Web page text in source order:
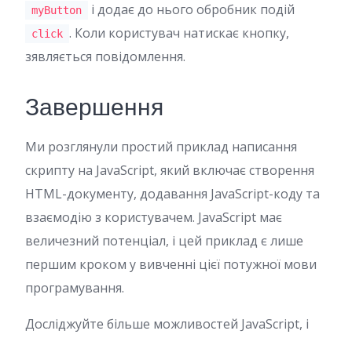
myButton і додає до нього обробник подій
click . Коли користувач натискає кнопку,
зявляється повідомлення.
Завершення
Ми розглянули простий приклад написання
скрипту на JavaScript, який включає створення
HTML-документу, додавання JavaScript-коду та
взаємодію з користувачем. JavaScript має
величезний потенціал, і цей приклад є лише
першим кроком у вивченні цієї потужної мови
програмування.
Досліджуйте більше можливостей JavaScript, і